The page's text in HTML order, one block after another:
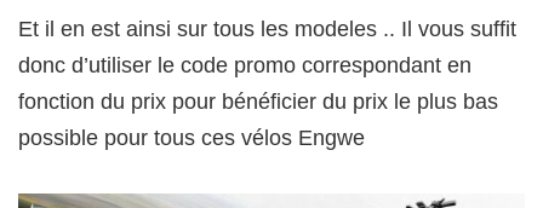
Et il en est ainsi sur tous les modeles .. Il vous suffit
donc d’utiliser le code promo correspondant en
fonction du prix pour bénéficier du prix le plus bas
possible pour tous ces vélos Engwe